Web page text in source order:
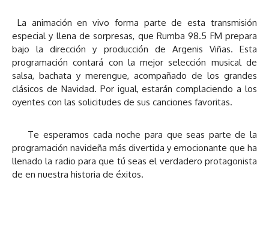
La animación en vivo forma parte de esta transmisión
especial y llena de sorpresas, que Rumba 98.5 FM prepara
bajo la dirección y producción de Argenis Viñas. Esta
programación contará con la mejor selección musical de
salsa, bachata y merengue, acompañado de los grandes
clásicos de Navidad. Por igual, estarán complaciendo a los
oyentes con las solicitudes de sus canciones favoritas.
Te esperamos cada noche para que seas parte de la
programación navideña más divertida y emocionante que ha
llenado la radio para que tú seas el verdadero protagonista
de en nuestra historia de éxitos.